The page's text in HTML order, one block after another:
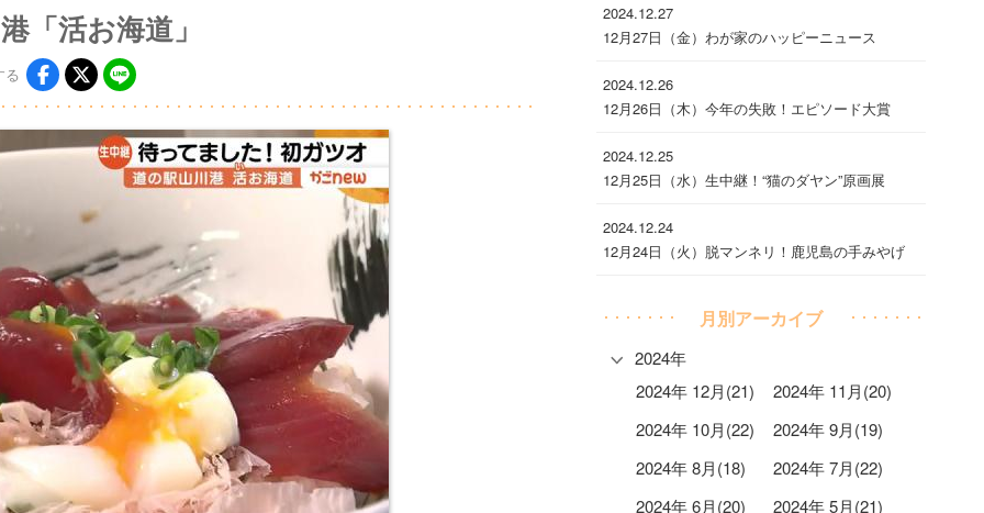
「活お海道」
る
2024.12.27
12月27日（金）わが家のハッピーニュース
2024.12.26
12月26日（木）今年の失敗！エピソード大賞
2024.12.25
12月25日（水）生中継！“猫のダヤン”原画展
2024.12.24
12月24日（火）脱マンネリ！鹿児島の手みやげ
月別アーカイブ
2024年
2024年 12月(21)
2024年 11月(20)
2024年 10月(22)
2024年 9月(19)
2024年 8月(18)
2024年 7月(22)
2024年 6月(20)
2024年 5月(21)